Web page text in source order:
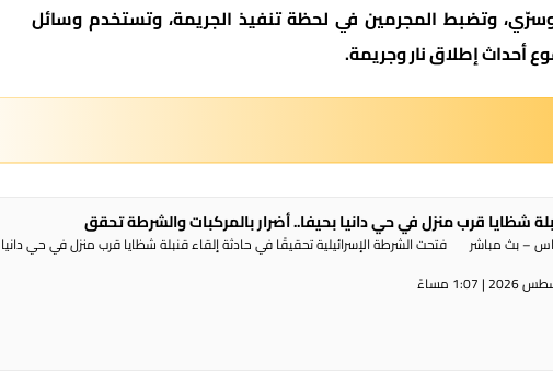
وتضبط المجرمين في لحظة تنفيذ الجريمة، وتستخدم وسائل
أحداث إطلاق نار وجريمة.
شظايا قرب منزل في حي دانيا بحيفا.. أضرار بالمركبات والشرطة تحقق
– بث مباشر فتحت الشرطة الإسرائيلية تحقيقًا في حادثة إلقاء قنبلة شظايا قرب منزل في حي دانيا